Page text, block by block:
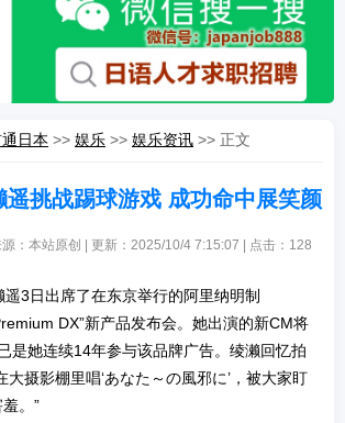
日本 >> 娱乐 >> 娱乐资讯 >> 正文
遥挑战踢球游戏 成功命中展笑颜
：本站原创 | 更新：2025/10/4 7:15:07 | 点击： 128
3日出席了在东京举行的阿里纳明制
DX”新产品发布会。她出演的新CM将
是她连续14年参与该品牌广告。绫濑回忆拍
大摄影棚里唱‘あなた～の風邪に’，被大家盯
。”